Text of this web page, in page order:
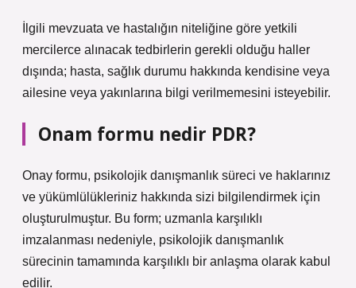
İlgili mevzuata ve hastalığın niteliğine göre yetkili
mercilerce alınacak tedbirlerin gerekli olduğu haller
dışında; hasta, sağlık durumu hakkında kendisine veya
ailesine veya yakınlarına bilgi verilmemesini isteyebilir.
Onam formu nedir PDR?
Onay formu, psikolojik danışmanlık süreci ve haklarınız
ve yükümlülükleriniz hakkında sizi bilgilendirmek için
oluşturulmuştur. Bu form; uzmanla karşılıklı
imzalanması nedeniyle, psikolojik danışmanlık
sürecinin tamamında karşılıklı bir anlaşma olarak kabul
edilir.